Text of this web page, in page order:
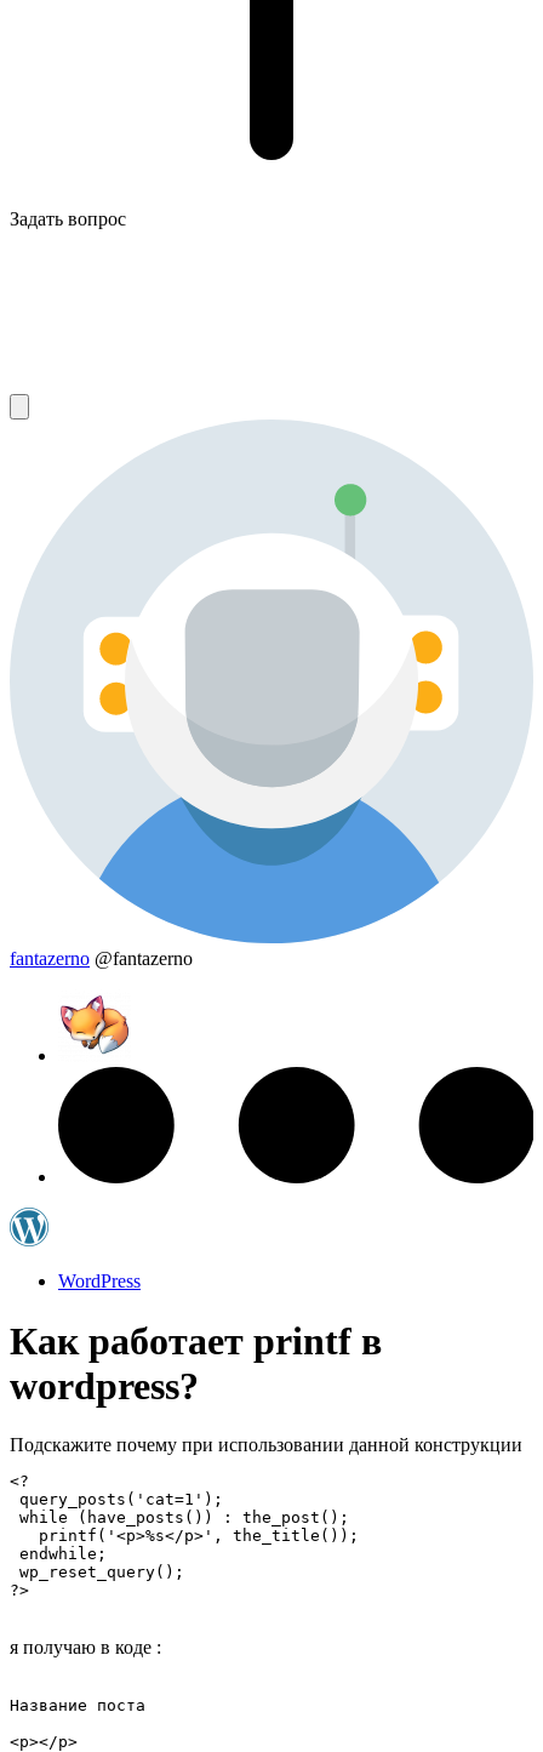
Задать вопрос
fantazerno @fantazerno
WordPress
Как работает printf в
wordpress?
Подскажите почему при использовании данной конструкции
<?
query_posts('cat=1');
while (have_posts()) : the_post();
   printf('<p>%s</p>', the_title());
endwhile;
wp_reset_query();
?>
я получаю в коде :
Название поста
<p></p>